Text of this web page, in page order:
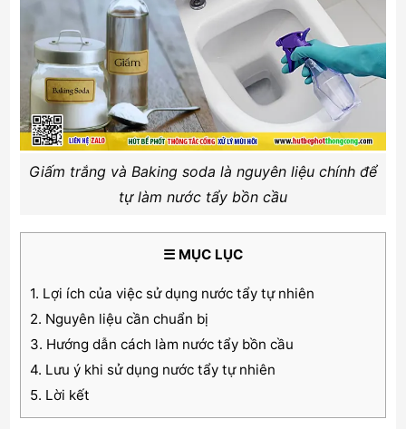
Giấm trắng và Baking soda là nguyên liệu chính để
tự làm nước tẩy bồn cầu
☰ MỤC LỤC
1. Lợi ích của việc sử dụng nước tẩy tự nhiên
2. Nguyên liệu cần chuẩn bị
3. Hướng dẫn cách làm nước tẩy bồn cầu
4. Lưu ý khi sử dụng nước tẩy tự nhiên
5. Lời kết